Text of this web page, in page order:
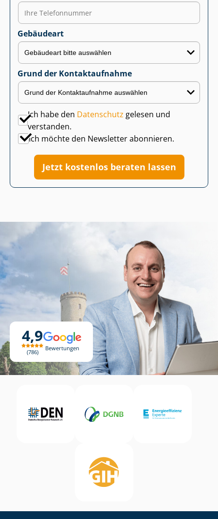
4,9
786
Bewertungen
Gebäudeart
Grund der Kontaktaufnahme
Ich habe den Datenschutz gelesen und
verstanden.
Ich möchte den Newsletter abonnieren.
Jetzt kostenlos beraten lassen